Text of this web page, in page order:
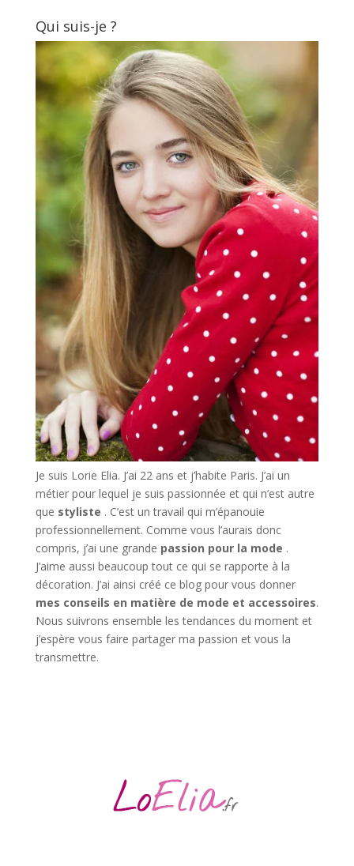
Qui suis-je ?
Je suis Lorie Elia. J’ai 22 ans et j’habite Paris. J’ai un
métier pour lequel je suis passionnée et qui n’est autre
que styliste . C’est un travail qui m’épanouie
professionnellement. Comme vous l’aurais donc
compris, j’ai une grande passion pour la mode .
J’aime aussi beaucoup tout ce qui se rapporte à la
décoration. J’ai ainsi créé ce blog pour vous donner
mes conseils en matière de mode et accessoires.
Nous suivrons ensemble les tendances du moment et
j’espère vous faire partager ma passion et vous la
transmettre.